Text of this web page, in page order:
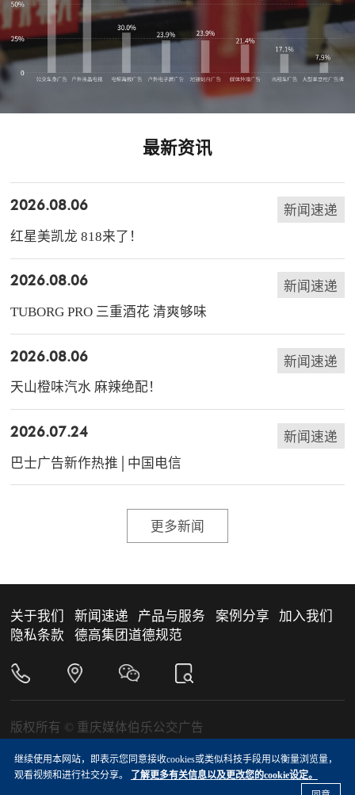
最新资讯
2026.08.06
新闻速递
红星美凯龙 818来了！
2026.08.06
新闻速递
TUBORG PRO 三重酒花 清爽够味
2026.08.06
新闻速递
天山橙味汽水 麻辣绝配！
2026.07.24
新闻速递
巴士广告新作热推│中国电信
更多新闻
关于我们 新闻速递 产品与服务 案例分享
加入我们
隐私条款
德高集团道德规范
版权所有 © 重庆媒体伯乐公交广告
渝公网安备 50010302000794号
继续使用本网站，即表示您同意接收cookies或类似科技手段用以衡量浏览量，
观看视频和进行社交分享。
了解更多有关信息以及更改您的cookie设定。